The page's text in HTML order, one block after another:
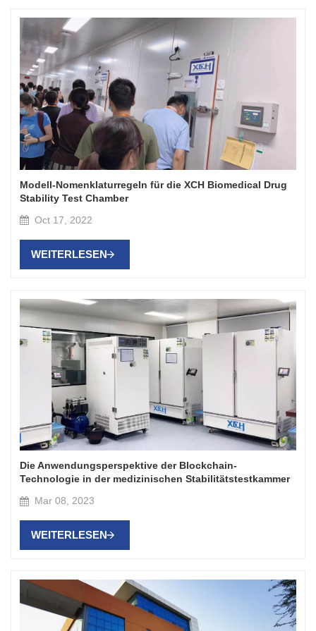
Modell-Nomenklaturregeln für die XCH Biomedical Drug
Stability Test Chamber
Oct 17, 2022
WEITERLESEN
Die Anwendungsperspektive der Blockchain-
Technologie in der medizinischen Stabilitätstestkammer
Mar 08, 2023
WEITERLESEN